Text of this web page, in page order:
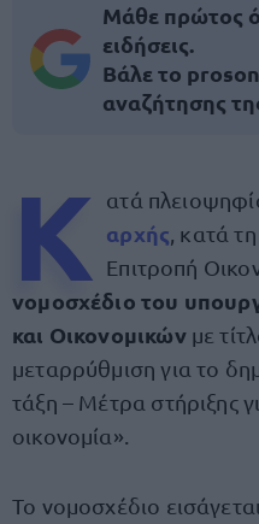
Μάθε πρώτος
ειδήσεις.
Βάλε το
αναζήτησης
Κ ατά
αρχής , κατά
Επιτροπή
νομοσχέδιο του
και Οικονομικώνμε
μεταρρύθμιση για το
τάξη – Μέτρα στήριξης
οικονομία».
Το νομοσχέδιο